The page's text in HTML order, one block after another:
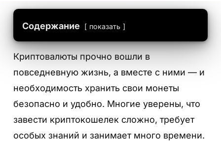
Содержание показать
Криптовалюты прочно вошли в
повседневную жизнь, а вместе с ними — и
необходимость хранить свои монеты
безопасно и удобно. Многие уверены, что
завести криптокошелек сложно, требует
особых знаний и занимает много времени.